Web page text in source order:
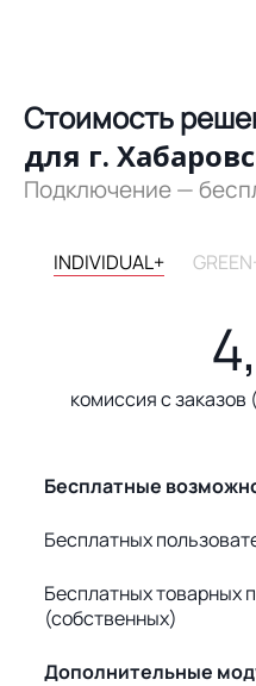
Стоимость
для г.
Подключение —
INDIVIDUAL+
комиссия с
Бесплатные
Бесплатных
Бесплатных товарных
(собственных)
Дополнительные